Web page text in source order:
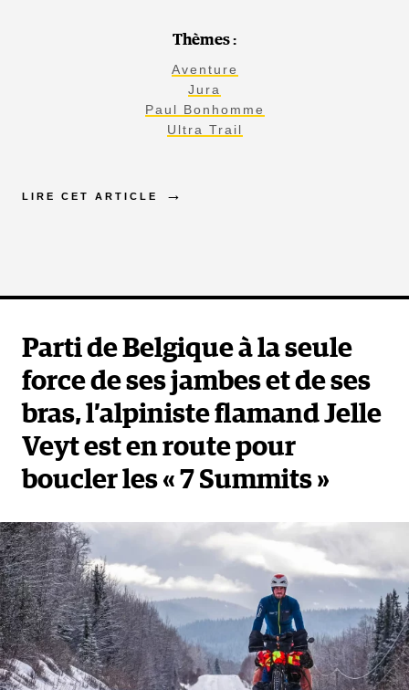
Thèmes :
Aventure
Jura
Paul Bonhomme
Ultra Trail
LIRE CET ARTICLE
Parti de Belgique à la seule
force de ses jambes et de ses
bras, l’alpiniste flamand Jelle
Veyt est en route pour
boucler les « 7 Summits »